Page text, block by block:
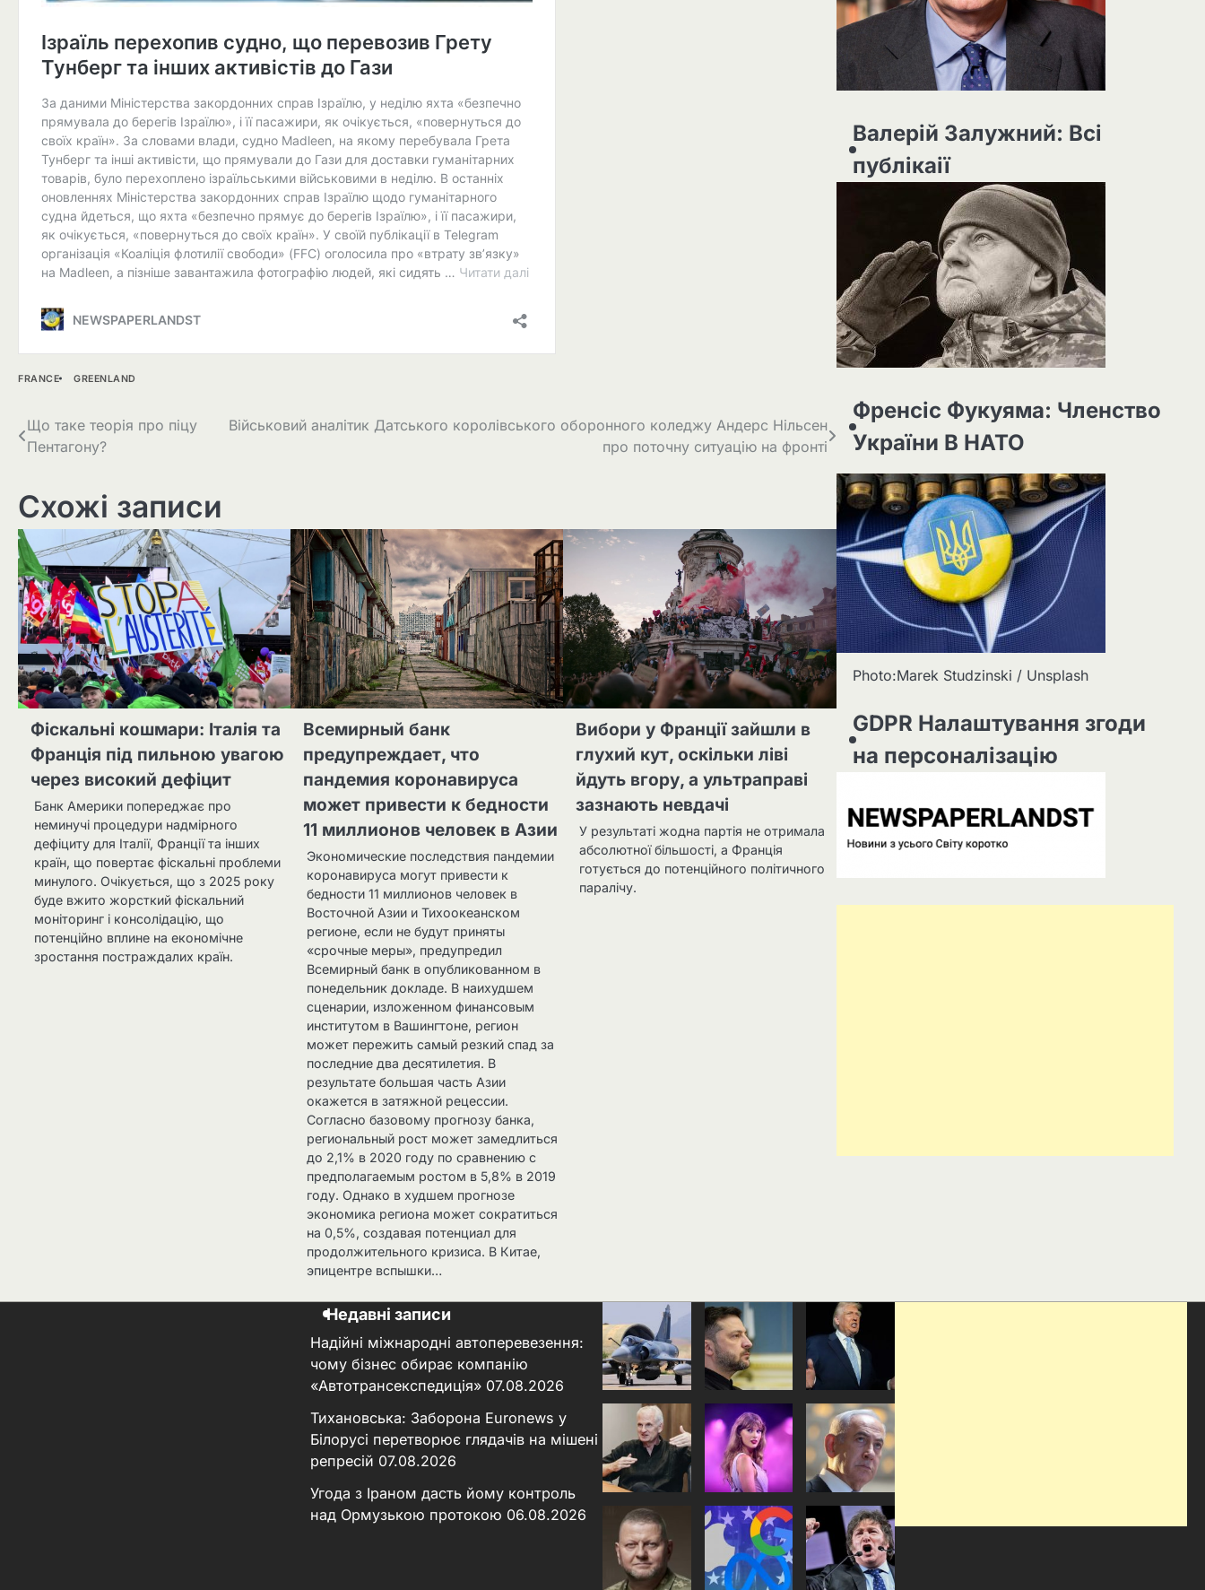
FRANCE GREENLAND
Навігація
записів
Що таке теорія про піцу
Пентагону?
Військовий аналітик Датського королівського оборонного коледжу Андерс Нільсен
про поточну ситуацію на фронті
Схожі записи
Фіскальні кошмари: Італія та
Франція під пильною увагою
через високий дефіцит
Банк Америки попереджає про
неминучі процедури надмірного
дефіциту для Італії, Франції та інших
країн, що повертає фіскальні проблеми
минулого. Очікується, що з 2025 року
буде вжито жорсткий фіскальний
моніторинг і консолідацію, що
потенційно вплине на економічне
зростання постраждалих країн.
Всемирный банк
предупреждает, что
пандемия коронавируса
может привести к бедности
11 миллионов человек в Азии
Экономические последствия пандемии
коронавируса могут привести к
бедности 11 миллионов человек в
Восточной Азии и Тихоокеанском
регионе, если не будут приняты
«срочные меры», предупредил
Всемирный банк в опубликованном в
понедельник докладе. В наихудшем
сценарии, изложенном финансовым
институтом в Вашингтоне, регион
может пережить самый резкий спад за
последние два десятилетия. В
результате большая часть Азии
окажется в затяжной рецессии.
Согласно базовому прогнозу банка,
региональный рост может замедлиться
до 2,1% в 2020 году по сравнению с
предполагаемым ростом в 5,8% в 2019
году. Однако в худшем прогнозе
экономика региона может сократиться
на 0,5%, создавая потенциал для
продолжительного кризиса. В Китае,
эпицентре вспышки…
Вибори у Франції зайшли в
глухий кут, оскільки ліві
йдуть вгору, а ультраправі
зазнають невдачі
У результаті жодна партія не отримала
абсолютної більшості, а Франція
готується до потенційного політичного
паралічу.
Валерій Залужний: Всі
публікаії
Френсіс Фукуяма: Членство
України В НАТО
Photo:Marek Studzinski / Unsplash
GDPR Налаштування згоди
на персоналізацію
Недавні записи
Надійні міжнародні автоперевезення:
чому бізнес обирає компанію
«Автотрансекспедиція» 07.08.2026
Тихановська: Заборона Euronews у
Білорусі перетворює глядачів на мішені
репресій 07.08.2026
Угода з Іраном дасть йому контроль
над Ормузькою протокою 06.08.2026